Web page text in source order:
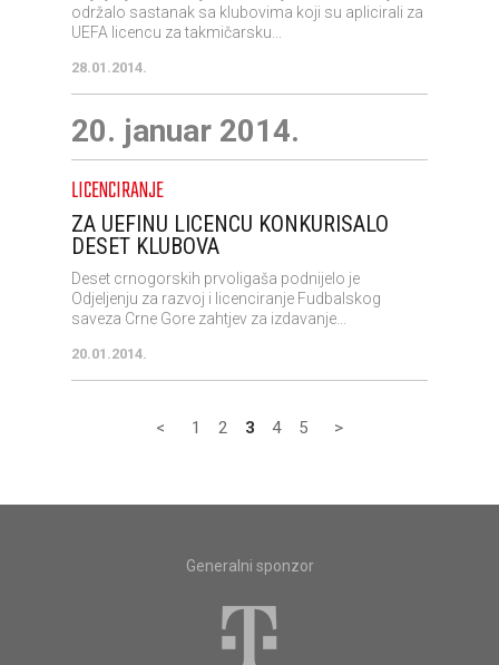
održalo sastanak sa klubovima koji su aplicirali za
UEFA licencu za takmičarsku...
28.01.2014.
20. januar 2014.
LICENCIRANJE
ZA UEFINU LICENCU KONKURISALO
DESET KLUBOVA
Deset crnogorskih prvoligaša podnijelo je
Odjeljenju za razvoj i licenciranje Fudbalskog
saveza Crne Gore zahtjev za izdavanje...
20.01.2014.
< 1 2 3 4 5 >
Generalni sponzor